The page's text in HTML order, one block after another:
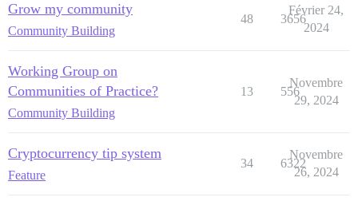
Grow my community
Community Building
48 3656
Février 24,
2024
Working Group on
Communities of Practice?
Community Building
13 556
Novembre
29, 2024
Cryptocurrency tip system
Feature
34 6322
Novembre
26, 2024